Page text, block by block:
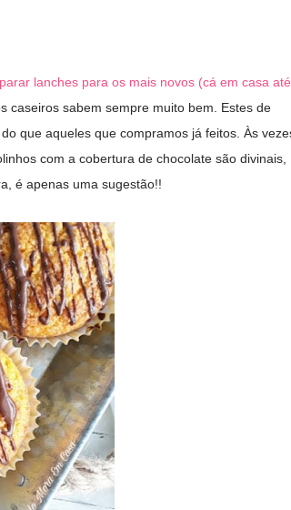
lanches para os mais novos (cá em casa até
caseiros sabem sempre muito bem. Estes de
que aqueles que compramos já feitos. Às
com a cobertura de chocolate são divinais,
é apenas uma sugestão!!